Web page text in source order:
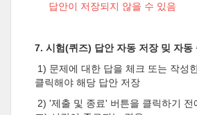
답안이 저장되지 않을 수 있음
7. 시험(퀴즈) 답안 자동 저장 밎 자동
1) 문제에 대한 답을 체크 또는 작성
클릭해야 해당 답안 저장
2) '제출 및 종료' 버튼을 클릭하기 전